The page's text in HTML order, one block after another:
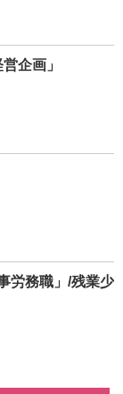
企画」
労務職」/残業少